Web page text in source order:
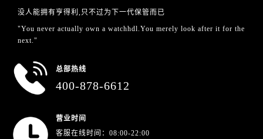
浙江省丽水市莲都区解放街售后服务中心（需提前预约）
没人能拥有亨得利,只不过为下一代保管而已
"You never actually own a watchhdl.You merely look after it for the
next."
总部热线
400-878-6612
营业时间
客服在线时间：08:00-22:00